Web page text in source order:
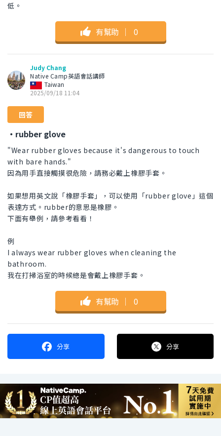
低。
有幫助 ｜ 0
Judy Chang
Native Camp英語會話講師
Taiwan
2025/09/18 11:04
回答
・rubber glove
"Wear rubber gloves because it's dangerous to touch
with bare hands."
因為用手直接觸摸很危險，請務必戴上橡膠手套。
如果想用英文說「橡膠手套」，可以使用「rubber glove」這個
表達方式。rubber的意思是橡膠。
下面有舉例，請參考看看！
例
I always wear rubber gloves when cleaning the
bathroom.
我在打掃浴室的時候總是會戴上橡膠手套。
有幫助 ｜ 0
分享 分享